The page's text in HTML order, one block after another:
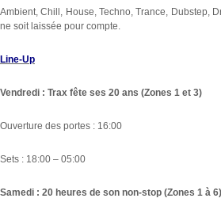
Ambient, Chill, House, Techno, Trance, Dubstep,
ne soit laissée pour compte.
Line-Up
Vendredi : Trax fête ses 20 ans (Zones 1 et 3)
Ouverture des portes : 16:00
Sets : 18:00 – 05:00
Samedi : 20 heures de son non-stop (Zones 1 à 6)